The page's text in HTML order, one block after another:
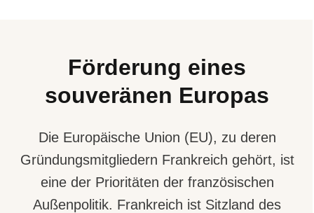
Förderung eines
souveränen Europas
Die Europäische Union (EU), zu deren
Gründungsmitgliedern Frankreich gehört, ist
eine der Prioritäten der französischen
Außenpolitik. Frankreich ist Sitzland des